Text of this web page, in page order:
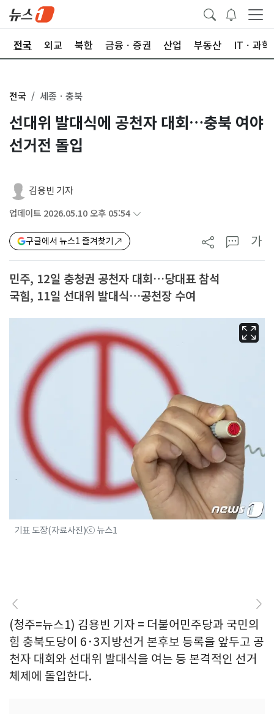
전국 외교 북한 금융ㆍ증권 산업 부동산 ITㆍ과학
전국 세종ㆍ충북
선대위 발대식에 공천자 대회…충북 여야
선거전 돌입
김용빈 기자
업데이트 2026.05.10 오후 05:54
구글에서 뉴스1 즐겨찾기 가
민주, 12일 충청권 공천자 대회…당대표 참석
국힘, 11일 선대위 발대식…공천장 수여
기표 도장(자료사진)ⓒ 뉴스1
(청주=뉴스1) 김용빈 기자 = 더불어민주당과 국민의
힘 충북도당이 6·3지방선거 본후보 등록을 앞두고 공
천자 대회와 선대위 발대식을 여는 등 본격적인 선거
체제에 돌입한다.